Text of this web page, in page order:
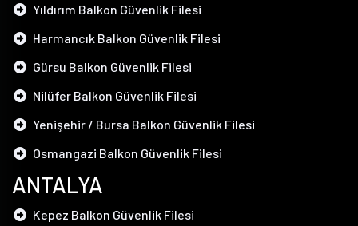
Yıldırım Balkon Güvenlik Filesi
Harmancık Balkon Güvenlik Filesi
Gürsu Balkon Güvenlik Filesi
Nilüfer Balkon Güvenlik Filesi
Yenişehir / Bursa Balkon Güvenlik Filesi
Osmangazi Balkon Güvenlik Filesi
ANTALYA
Kepez Balkon Güvenlik Filesi